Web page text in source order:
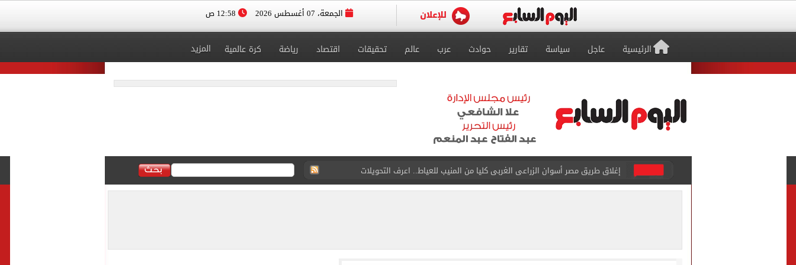
الجمعة، 07 أغسطس 2026
الرئيسية عاجل سياسة تقارير حوادث عرب عالم تحقيقات اقتصاد رياضة كرة عالمية المزيد
إغلاق طريق مصر أسوان الزراعى الغربى كليا من المنيب للعياط.. اعرف التحويلات
محمد صلاح يظهر على تليفزيون اليوم السابع فى حفل تقديمه باستاد طرابزون.. فيديو
حكم تصوير الحوادث والمشاجرات ونشرها على مواقع التواصل